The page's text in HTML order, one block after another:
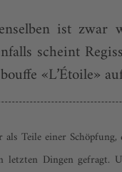
ist zwar
scheint
«L’Étoile»
Teile einer
Dingen